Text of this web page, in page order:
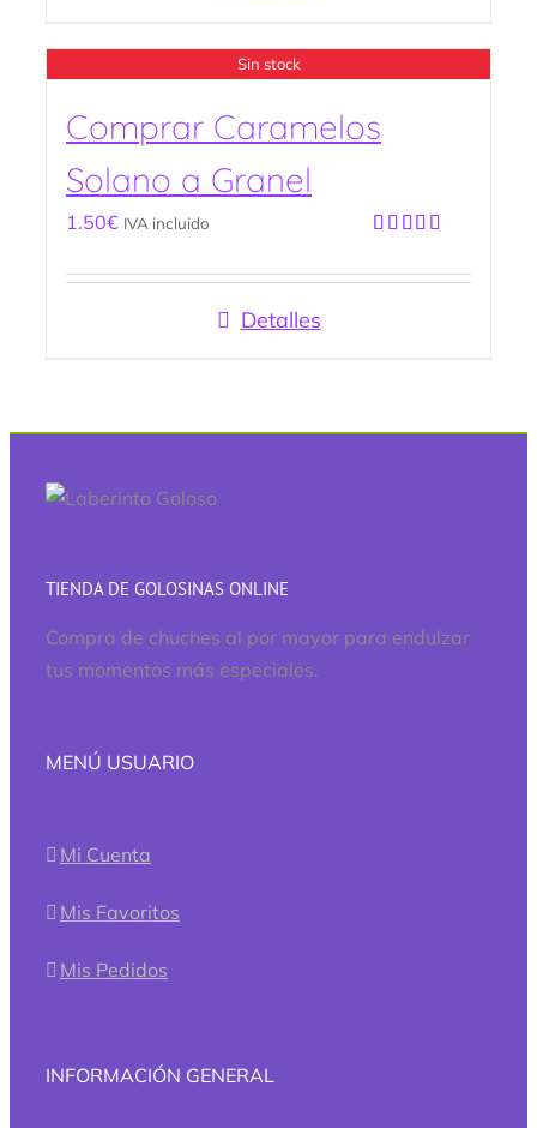
Sin stock
Comprar Caramelos
Solano a Granel
con5.00de
5
1.50€ IVA incluido
Detalles
TIENDA DE GOLOSINAS ONLINE
Compra de chuches al por mayor para endulzar
tus momentos más especiales.
MENÚ USUARIO
Mi Cuenta
Mis Favoritos
Mis Pedidos
INFORMACIÓN GENERAL